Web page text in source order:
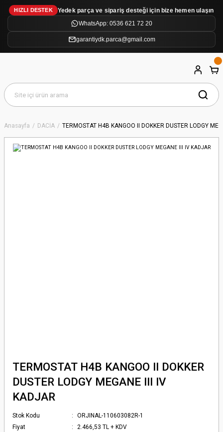
HIZLI DESTEK
Yedek parça ve sipariş desteği için bize hemen ulaşın
WhatsApp: 0536 621 72 20
garantiydk.parca@gmail.com
Anasayfa DACİA TERMOSTAT H4B KANGOO II DOKKER DUSTER LODGY
TERMOSTAT H4B KANGOO II DOKKER
DUSTER LODGY MEGANE III IV
KADJAR
Stok Kodu
ORJINAL-110603082R-1
Fiyat
2.466,53 TL + KDV